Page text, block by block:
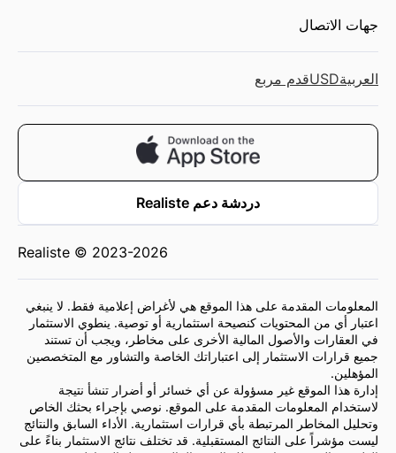
جهات الاتصال
العربيةUSDقدم مربع
دردشة دعم Realiste
Realiste © 2023-2026
المعلومات المقدمة على هذا الموقع هي لأغراض إعلامية فقط. لا ينبغي
اعتبار أي من المحتويات كنصيحة استثمارية أو توصية. ينطوي الاستثمار
في العقارات والأصول المالية الأخرى على مخاطر، ويجب أن تستند
جميع قرارات الاستثمار إلى اعتباراتك الخاصة والتشاور مع المتخصصين
المؤهلين.
إدارة هذا الموقع غير مسؤولة عن أي خسائر أو أضرار تنشأ نتيجة
لاستخدام المعلومات المقدمة على الموقع. نوصي بإجراء بحثك الخاص
وتحليل المخاطر المرتبطة بأي قرارات استثمارية. الأداء السابق والنتائج
ليست مؤشراً على النتائج المستقبلية. قد تختلف نتائج الاستثمار بناءً على